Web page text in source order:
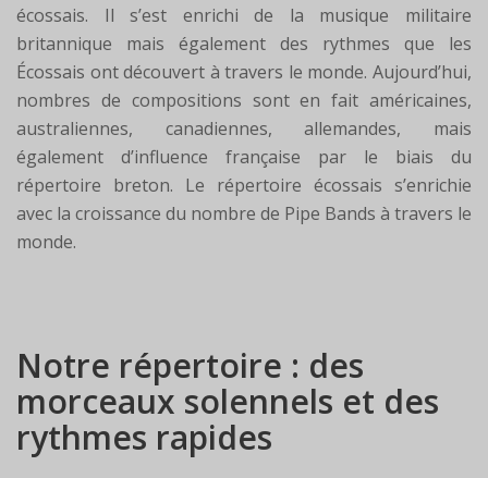
écossais. Il s’est enrichi de la musique militaire
britannique mais également des rythmes que les
Écossais ont découvert à travers le monde. Aujourd’hui,
nombres de compositions sont en fait américaines,
australiennes, canadiennes, allemandes, mais
également d’influence française par le biais du
répertoire breton. Le répertoire écossais s’enrichie
avec la croissance du nombre de Pipe Bands à travers le
monde.
Notre répertoire : des
morceaux solennels et des
rythmes rapides